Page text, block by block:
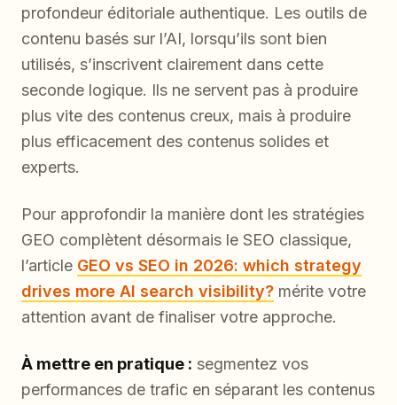
profondeur éditoriale authentique. Les outils de
contenu basés sur l’AI, lorsqu’ils sont bien
utilisés, s’inscrivent clairement dans cette
seconde logique. Ils ne servent pas à produire
plus vite des contenus creux, mais à produire
plus efficacement des contenus solides et
experts.
Pour approfondir la manière dont les stratégies
GEO complètent désormais le SEO classique,
l’article GEO vs SEO in 2026: which strategy
drives more AI search visibility? mérite votre
attention avant de finaliser votre approche.
À mettre en pratique : segmentez vos
performances de trafic en séparant les contenus